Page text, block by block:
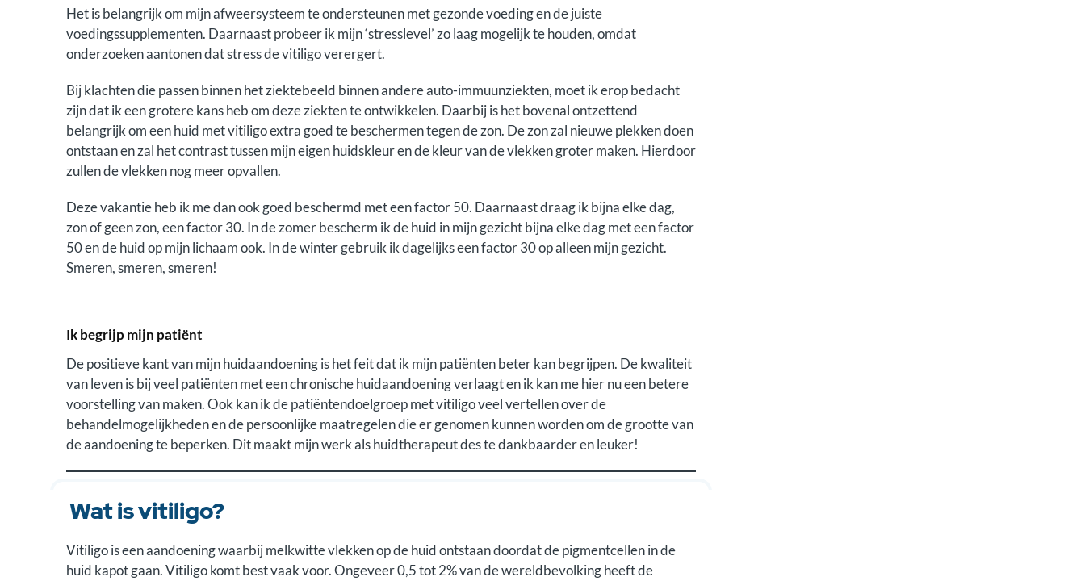
Het is belangrijk om mijn afweersysteem te ondersteunen met gezonde voeding en de juiste
voedingssupplementen. Daarnaast probeer ik mijn ‘stresslevel’ zo laag mogelijk te houden, omdat
onderzoeken aantonen dat stress de vitiligo verergert.
Bij klachten die passen binnen het ziektebeeld binnen andere auto-immuunziekten, moet ik erop bedacht
zijn dat ik een grotere kans heb om deze ziekten te ontwikkelen. Daarbij is het bovenal ontzettend
belangrijk om een huid met vitiligo extra goed te beschermen tegen de zon. De zon zal nieuwe plekken doen
ontstaan en zal het contrast tussen mijn eigen huidskleur en de kleur van de vlekken groter maken. Hierdoor
zullen de vlekken nog meer opvallen.
Deze vakantie heb ik me dan ook goed beschermd met een factor 50. Daarnaast draag ik bijna elke dag,
zon of geen zon, een factor 30. In de zomer bescherm ik de huid in mijn gezicht bijna elke dag met een factor
50 en de huid op mijn lichaam ook. In de winter gebruik ik dagelijks een factor 30 op alleen mijn gezicht.
Smeren, smeren, smeren!
Ik begrijp mijn patiënt
De positieve kant van mijn huidaandoening is het feit dat ik mijn patiënten beter kan begrijpen. De kwaliteit
van leven is bij veel patiënten met een chronische huidaandoening verlaagt en ik kan me hier nu een betere
voorstelling van maken. Ook kan ik de patiëntendoelgroep met vitiligo veel vertellen over de
behandelmogelijkheden en de persoonlijke maatregelen die er genomen kunnen worden om de grootte van
de aandoening te beperken. Dit maakt mijn werk als huidtherapeut des te dankbaarder en leuker!
Wat is vitiligo?
Vitiligo is een aandoening waarbij melkwitte vlekken op de huid ontstaan doordat de pigmentcellen in de
huid kapot gaan. Vitiligo komt best vaak voor. Ongeveer 0,5 tot 2% van de wereldbevolking heeft de